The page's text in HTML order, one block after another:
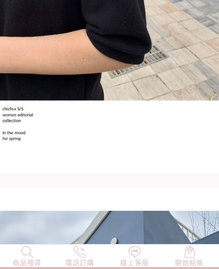
商品搜尋 電話訂購 線上客服 開始結帳
NEW 店長精選 TOP100 小編穿搭